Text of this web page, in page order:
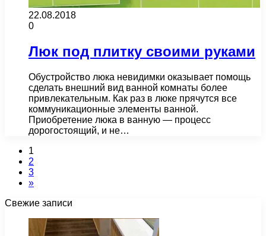
22.08.2018
0
Люк под плитку своими руками
Обустройство люка невидимки оказывает помощь
сделать внешний вид ванной комнаты более
привлекательным. Как раз в люке прячутся все
коммуникационные элементы ванной.
Приобретение люка в ванную — процесс
дорогостоящий, и не…
1
2
3
»
Свежие записи